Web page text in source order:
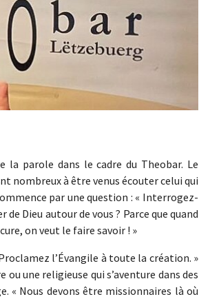
la parole dans le cadre du Theobar. Le
nombreux à être venus écouter celui qui
par une question : « Interrogez-
Dieu autour de vous ? Parce que quand
on veut le faire savoir ! »
l’Évangile à toute la création. »
une religieuse qui s’aventure dans des
« Nous devons être missionnaires là où